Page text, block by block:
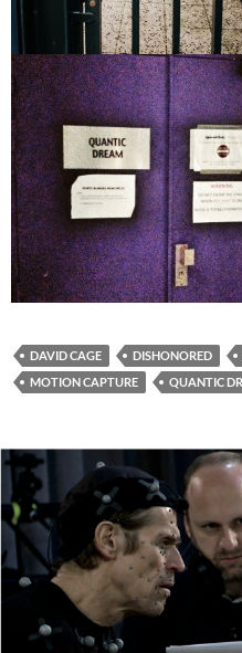
DAVID CAGE DISHONORED
MOTION CAPTURE
QUANTIC